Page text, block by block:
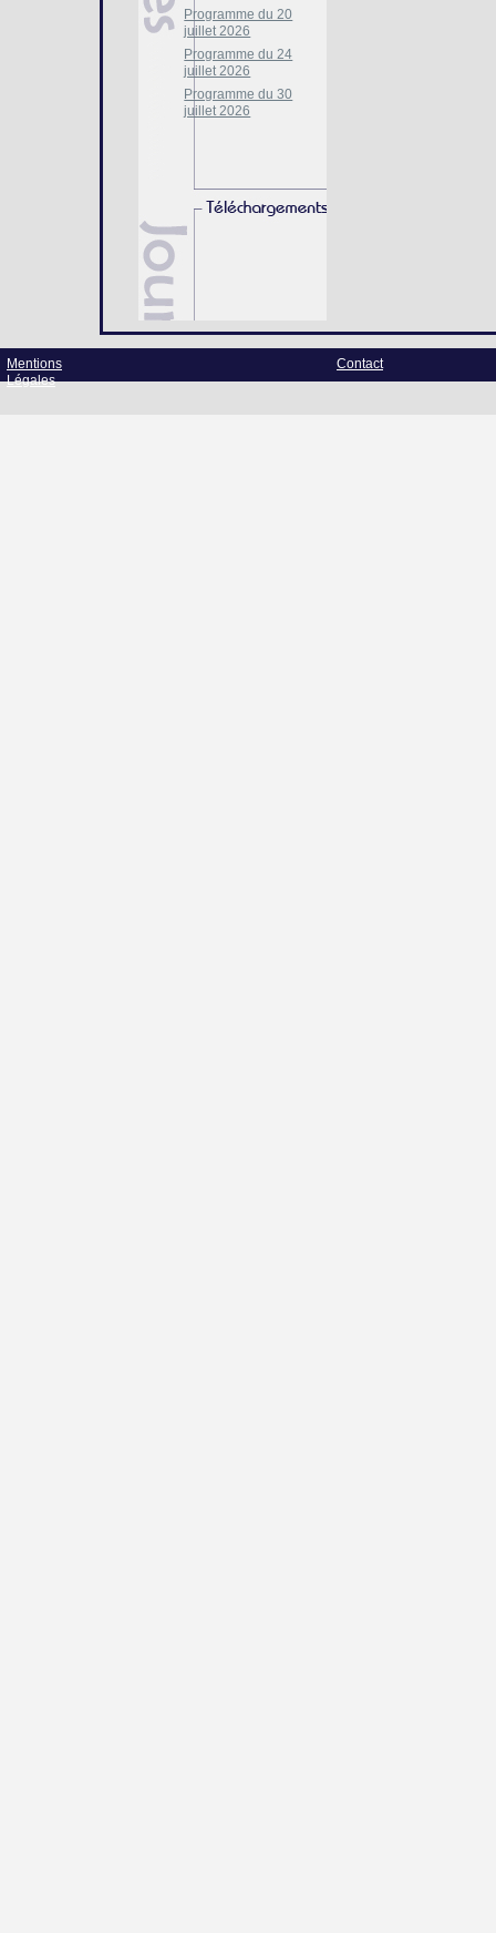
Programme du 20
juillet 2026
Programme du 24
juillet 2026
Programme du 30
juillet 2026
Mentions
Légales
Contact